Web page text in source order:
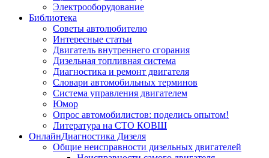
Электрооборудование
Библиотека
Советы автолюбителю
Интересные статьи
Двигатель внутреннего сгорания
Дизельная топливная система
Диагностика и ремонт двигателя
Словари автомобильных терминов
Система управления двигателем
Юмор
Опрос автомобилистов: поделись опытом!
Литература на СТО КОВШ
ОнлайнДиагностика Дизеля
Общие неисправности дизельных двигателей